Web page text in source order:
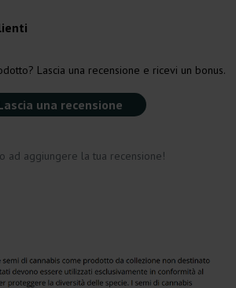
Lascia una recensione e ricevi un bonus.
una recensione
ad aggiungere la tua recensione!